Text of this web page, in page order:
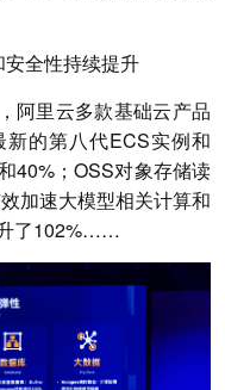
全性持续提升
阿里云多款基础云产品
的第八代ECS实例和
40%；OSS对象存储读
加速大模型相关计算和
了102%……